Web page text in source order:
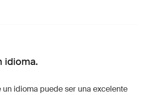
idioma.
idioma puede ser una excelente